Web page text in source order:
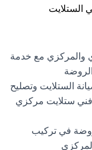
الستلايت
والمركزي مع خدمة
الستلايت وتصليح
ستلايت مركزي
في تركيب